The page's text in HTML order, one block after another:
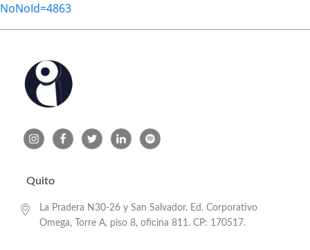
NoNoId=4863
Quito
La Pradera N30-26 y San Salvador. Ed. Corporativo
Omega, Torre A, piso 8, oficina 811. CP: 170517.